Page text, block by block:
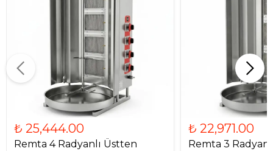
₺ 25,444.00
Remta 4 Radyanlı Üstten
₺ 22,971.00
Remta 3